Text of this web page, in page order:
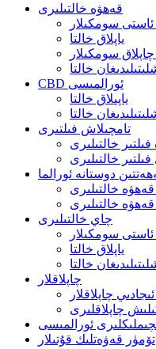
قەھۋە خالتىلىرى
ئاستى سومكىلار
ياپلاق خالتا
سومكىلار
خالتا
CBD ئورالمىسى
ياپىلاق خالتا
خالتا
تامچىلاش فىلتىرى
خالتىلىرى
خالتىلىرى
دوستانە ئورالما
خالتىلىرى
قەھۋە خالتىلىرى
چاي خالتىلىرى
ئاستى سومكىلار
ياپلاق خالتا
خالتا
چاپلاقلار
چاپلاقلار
چاپلاقلىرى
ئورالمىسى
تۆمۈر قەۋەتلىك قۇتىلار